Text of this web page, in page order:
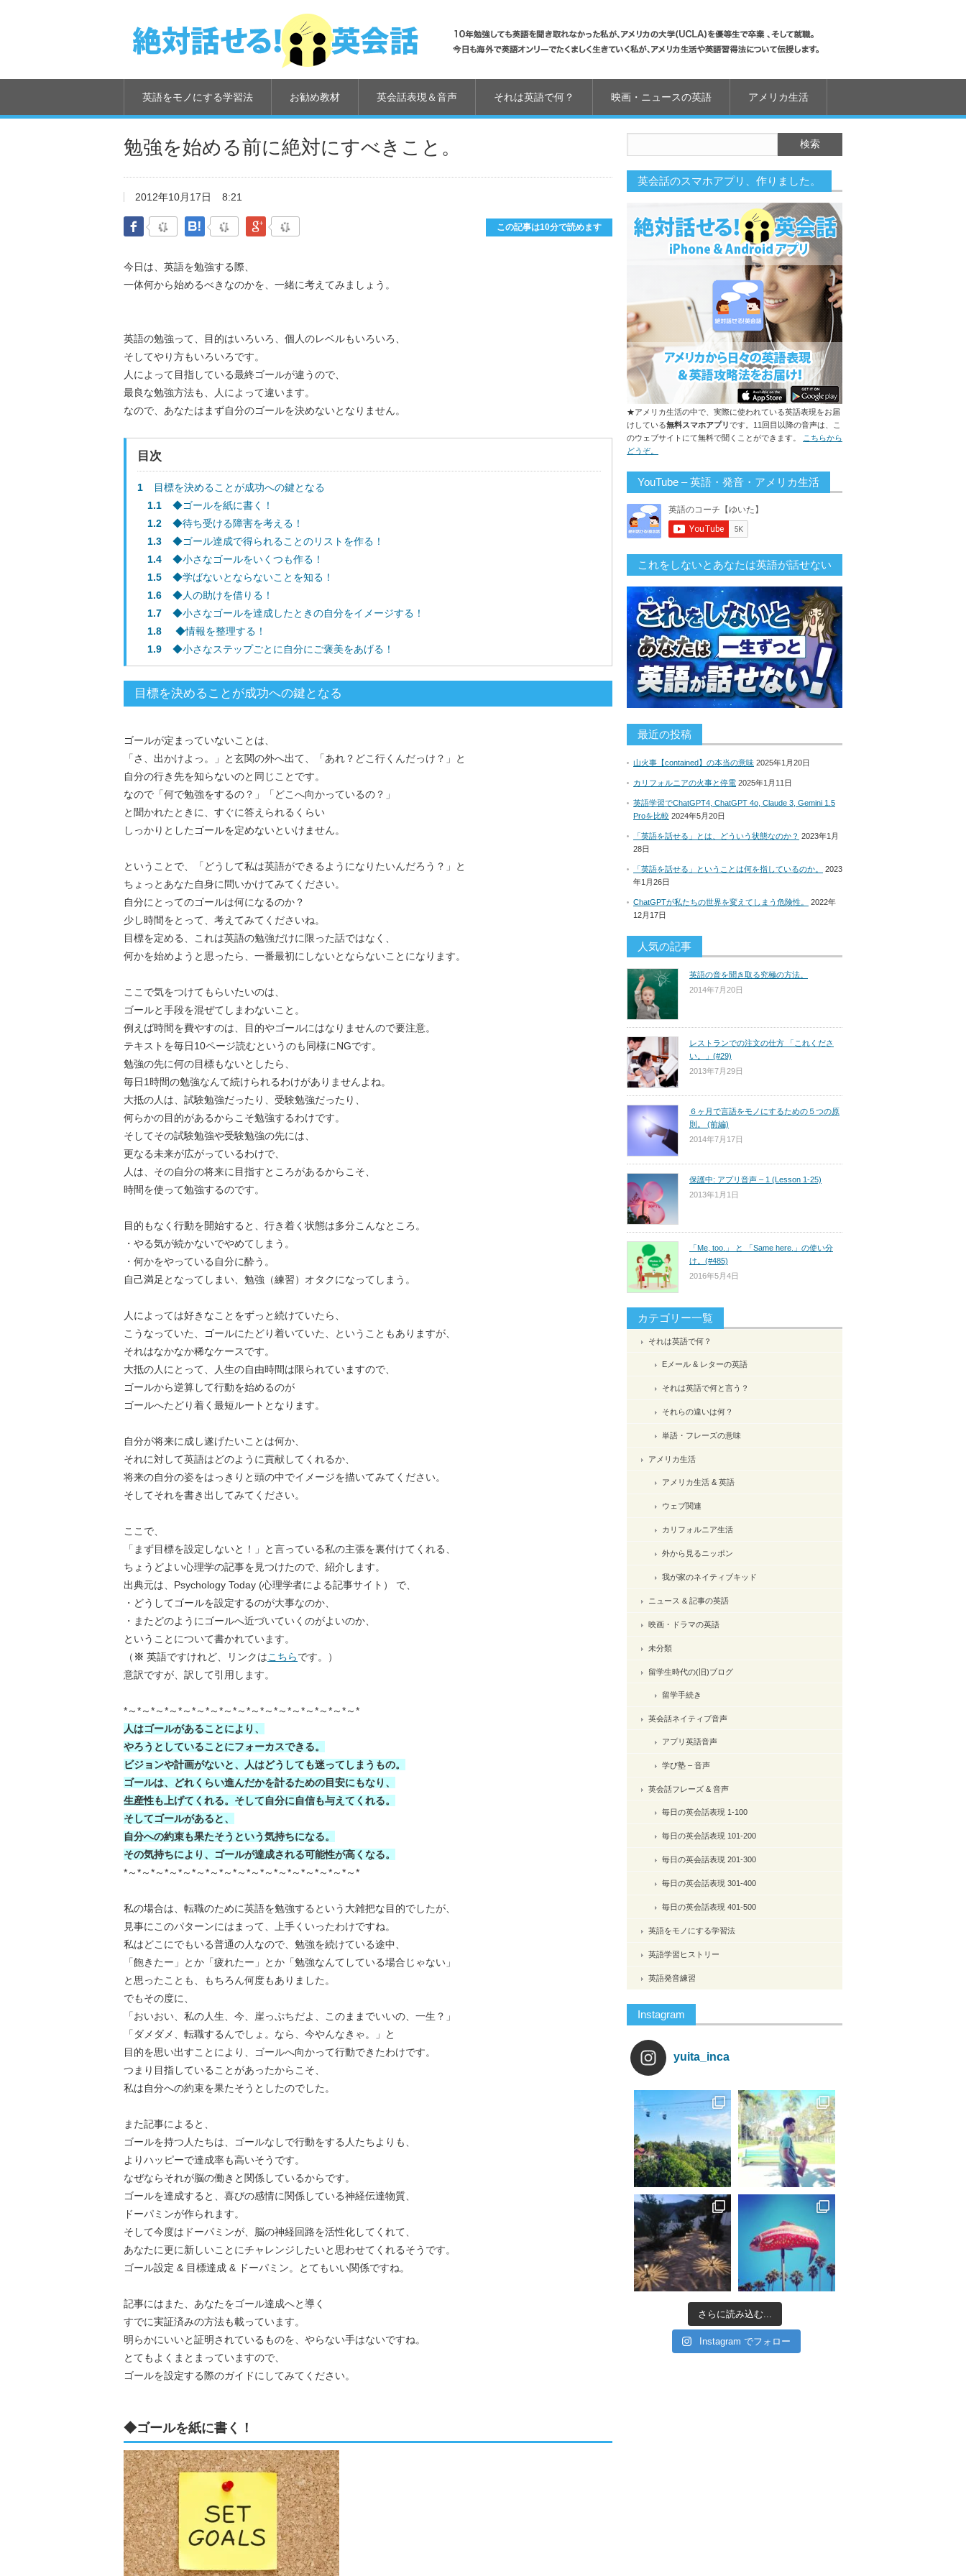
英語をモノにする学習法 お勧め教材 英会話表現＆音声 それは英語で何？ 映画・ニュースの英語 アメリカ生活
勉強を始める前に絶対にすべきこと。
2012年10月17日 8:21
Facebook はてなブックマークGoogle Plus この記事は10分で読めます
今日は、英語を勉強する際、
一体何から始めるべきなのかを、一緒に考えてみましょう。
英語の勉強って、目的はいろいろ、個人のレベルもいろいろ、
そしてやり方もいろいろです。
人によって目指している最終ゴールが違うので、
最良な勉強方法も、人によって違います。
なので、あなたはまず自分のゴールを決めないとなりません。
目次
1
目標を決めることが成功への鍵となる
1.1
◆ゴールを紙に書く！
1.2
◆待ち受ける障害を考える！
1.3
◆ゴール達成で得られることのリストを作る！
1.4
◆小さなゴールをいくつも作る！
1.5
◆学ばないとならないことを知る！
1.6
◆人の助けを借りる！
1.7
◆小さなゴールを達成したときの自分をイメージする！
1.8
◆情報を整理する！
1.9
◆小さなステップごとに自分にご褒美をあげる！
目標を決めることが成功への鍵となる
ゴールが定まっていないことは、
「さ、出かけよっ。」と玄関の外へ出て、「あれ？どこ行くんだっけ？」と
自分の行き先を知らないのと同じことです。
なので「何で勉強をするの？」「どこへ向かっているの？」
と聞かれたときに、すぐに答えられるくらい
しっかりとしたゴールを定めないといけません。
ということで、「どうして私は英語ができるようになりたいんだろう？」と
ちょっとあなた自身に問いかけてみてください。
自分にとってのゴールは何になるのか？
少し時間をとって、考えてみてくださいね。
目標を定める、これは英語の勉強だけに限った話ではなく、
何かを始めようと思ったら、一番最初にしないとならないことになります。
ここで気をつけてもらいたいのは、
ゴールと手段を混ぜてしまわないこと。
例えば時間を費やすのは、目的やゴールにはなりませんので要注意。
テキストを毎日10ページ読むというのも同様にNGです。
勉強の先に何の目標もないとしたら、
毎日1時間の勉強なんて続けられるわけがありませんよね。
大抵の人は、試験勉強だったり、受験勉強だったり、
何らかの目的があるからこそ勉強するわけです。
そしてその試験勉強や受験勉強の先には、
更なる未来が広がっているわけで、
人は、その自分の将来に目指すところがあるからこそ、
時間を使って勉強するのです。
目的もなく行動を開始すると、行き着く状態は多分こんなところ。
・やる気が続かないでやめてしまう。
・何かをやっている自分に酔う。
自己満足となってしまい、勉強（練習）オタクになってしまう。
人によっては好きなことをずっと続けていたら、
こうなっていた、ゴールにたどり着いていた、ということもありますが、
それはなかなか稀なケースです。
大抵の人にとって、人生の自由時間は限られていますので、
ゴールから逆算して行動を始めるのが
ゴールへたどり着く最短ルートとなります。
自分が将来に成し遂げたいことは何か、
それに対して英語はどのように貢献してくれるか、
将来の自分の姿をはっきりと頭の中でイメージを描いてみてください。
そしてそれを書き出してみてください。
ここで、
「まず目標を設定しないと！」と言っている私の主張を裏付けてくれる、
ちょうどよい心理学の記事を見つけたので、紹介します。
出典元は、Psychology Today (心理学者による記事サイト） で、
・どうしてゴールを設定するのが大事なのか、
・またどのようにゴールへ近づいていくのがよいのか、
ということについて書かれています。
（ ※ 英語ですけれど、リンクはこちらです。）
意訳ですが、訳して引用します。
*～*～*～*～*～*～*～*～*～*～*～*～*～*～*～*～*～*
人はゴールがあることにより、
やろうとしていることにフォーカスできる。
ビジョンや計画がないと、人はどうしても迷ってしまうもの。
ゴールは、どれくらい進んだかを計るための目安にもなり、
生産性も上げてくれる。そして自分に自信も与えてくれる。
そしてゴールがあると、
自分への約束も果たそうという気持ちになる。
その気持ちにより、ゴールが達成される可能性が高くなる。
*～*～*～*～*～*～*～*～*～*～*～*～*～*～*～*～*～*
私の場合は、転職のために英語を勉強するという大雑把な目的でしたが、
見事にこのパターンにはまって、上手くいったわけですね。
私はどこにでもいる普通の人なので、勉強を続けている途中、
「飽きたー」とか「疲れたー」とか「勉強なんてしている場合じゃない」
と思ったことも、もちろん何度もありました。
でもその度に、
「おいおい、私の人生、今、崖っぷちだよ、このままでいいの、一生？」
「ダメダメ、転職するんでしょ。なら、今やんなきゃ。」と
目的を思い出すことにより、ゴールへ向かって行動できたわけです。
つまり目指していることがあったからこそ、
私は自分への約束を果たそうとしたのでした。
また記事によると、
ゴールを持つ人たちは、ゴールなしで行動をする人たちよりも、
よりハッピーで達成率も高いそうです。
なぜならそれが脳の働きと関係しているからです。
ゴールを達成すると、喜びの感情に関係している神経伝達物質、
ドーパミンが作られます。
そして今度はドーパミンが、脳の神経回路を活性化してくれて、
あなたに更に新しいことにチャレンジしたいと思わせてくれるそうです。
ゴール設定 & 目標達成 & ドーパミン。とてもいい関係ですね。
記事にはまた、あなたをゴール達成へと導く
すでに実証済みの方法も載っています。
明らかにいいと証明されているものを、やらない手はないですね。
とてもよくまとまっていますので、
ゴールを設定する際のガイドにしてみてください。
◆ゴールを紙に書く！
英会話のスマホアプリ、作りました。
★アメリカ生活の中で、実際に使われている英語表現をお届
けしている無料スマホアプリです。11回目以降の音声は、こ
のウェブサイトにて無料で聞くことができます。
こちらから
どうぞ。
YouTube – 英語・発音・アメリカ生活
これをしないとあなたは英語が話せない
最近の投稿
山火事【contained】の本当の意味 2025年1月20日
カリフォルニアの火事と停電 2025年1月11日
英語学習でChatGPT4, ChatGPT 4o, Claude 3, Gemini 1.5
Proを比較 2024年5月20日
「英語を話せる」とは、どういう状態なのか？ 2023年1月
28日
「英語を話せる」ということは何を指しているのか。
2023
年1月26日
ChatGPTが私たちの世界を変えてしまう危険性。
2022年
12月17日
人気の記事
英語の音を聞き取る究極の方法。
2014年7月20日
レストランでの注文の仕方 「これくださ
い。」(#29)
2013年7月29日
６ヶ月で言語をモノにするための５つの原
則。 (前編)
2014年7月17日
保護中: アプリ音声 – 1 (Lesson 1-25)
2013年1月1日
「Me, too.」 と 「Same here.」の使い分
け。(#485)
2016年5月4日
カテゴリー一覧
それは英語で何？
Eメール & レターの英語
それは英語で何と言う？
それらの違いは何？
単語・フレーズの意味
アメリカ生活
アメリカ生活 & 英語
ウェブ関連
カリフォルニア生活
外から見るニッポン
我が家のネイティブキッド
ニュース & 記事の英語
映画・ドラマの英語
未分類
留学生時代の(旧)ブログ
留学手続き
英会話ネイティブ音声
アプリ英語音声
学び塾 – 音声
英会話フレーズ & 音声
毎日の英会話表現 1-100
毎日の英会話表現 101-200
毎日の英会話表現 201-300
毎日の英会話表現 301-400
毎日の英会話表現 401-500
英語をモノにする学習法
英語学習ヒストリー
英語発音練習
Instagram
yuita_inca
さらに読み込む...
Instagram でフォロー